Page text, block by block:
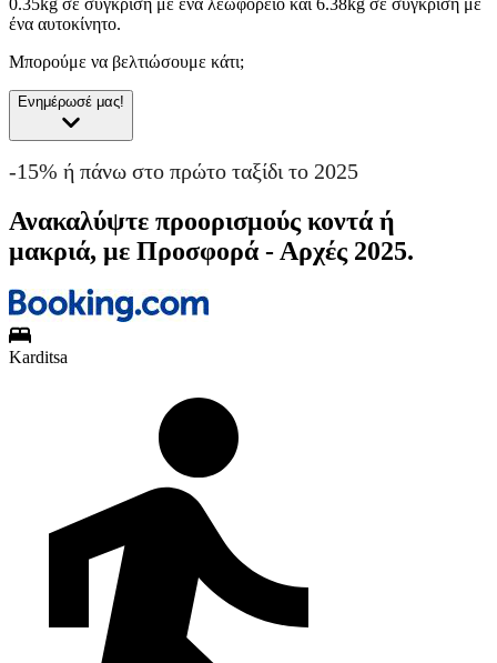
ένα αυτοκίνητο.
Μπορούμε να βελτιώσουμε κάτι;
Ενημέρωσέ μας!
-15% ή πάνω στο πρώτο ταξίδι το 2025
Ανακαλύψτε προορισμούς κοντά ή
μακριά, με Προσφορά - Αρχές 2025.
Karditsa